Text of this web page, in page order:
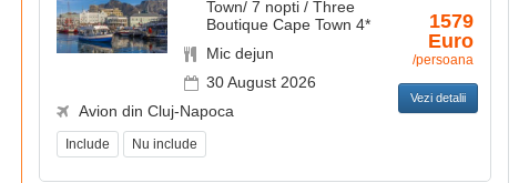
Town/ 7 nopti / Three
Boutique Cape Town 4*
Mic dejun
30 August 2026
Avion din Cluj-Napoca
Include Nu include
1579
Euro
/persoana
Vezi detalii